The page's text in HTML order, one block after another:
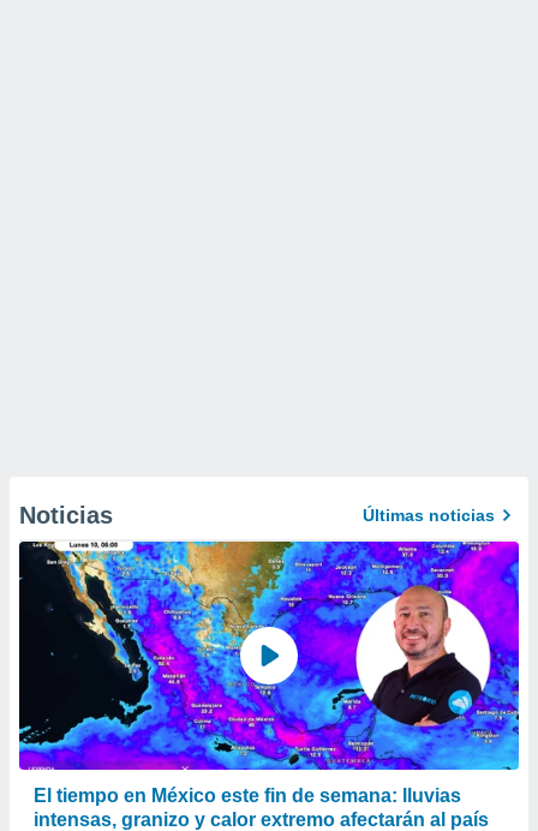
Noticias Últimas noticias
El tiempo en México este fin de semana: lluvias
intensas, granizo y calor extremo afectarán al país